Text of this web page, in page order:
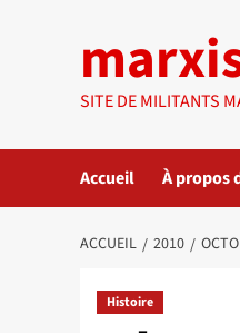
SITE DE MILITANTS
Accueil À propos
ACCUEIL 2010
Histoire